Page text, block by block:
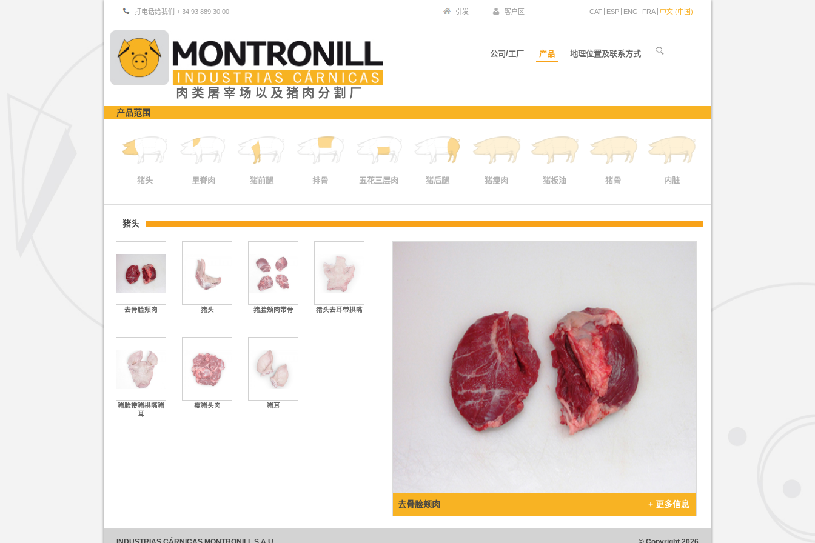
打电话给我们 + 34 93 889 30 00 引发 客户区 CAT ESP ENG FRA 中文 (中国)
肉类屠宰场以及猪肉分割厂
公司/工厂 产品 地理位置及联系方式
产品范围
猪头 里脊肉 猪前腿 排骨 五花三层肉 猪后腿 猪瘦肉 猪板油 猪骨 内脏
猪头
去骨脸颊肉 + 更多信息
去骨脸颊肉 猪头 猪脸颊肉带骨 猪头去耳带拱嘴
猪脸带猪拱嘴猪
耳
瘦猪头肉 猪耳